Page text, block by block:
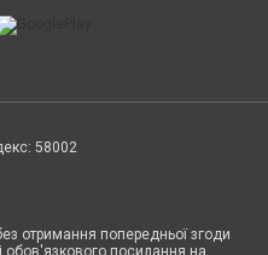
58002
отримання попередньої згоди
обов'язкового посилання на